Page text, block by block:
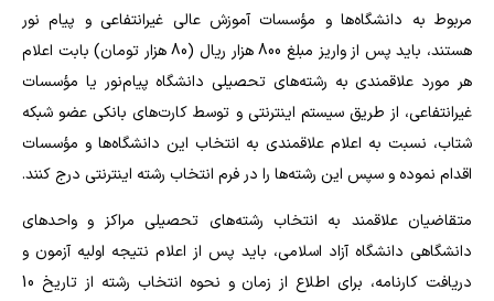
مربوط به دانشگاه‌ها و مؤسسات آموزش عالی غیرانتفاعی و پیام نور
هستند، باید پس از واریز مبلغ 800 هزار ریال (80 هزار تومان) بابت اعلام
هر مورد علاقمندی به رشته‌های تحصیلی دانشگاه پیام‌نور یا مؤسسات
غیرانتفاعی، از طریق سیستم اینترنتی و توسط کارت‌های بانکی عضو شبکه
شتاب، نسبت به اعلام علاقمندی به انتخاب این دانشگاه‌ها و مؤسسات
اقدام نموده و سپس این رشته‌ها را در فرم انتخاب رشته اینترنتی درج کنند.
متقاضیان علاقمند به انتخاب رشته‌های تحصیلی مراکز و واحدهای
دانشگاهی دانشگاه آزاد اسلامی، باید پس از اعلام نتیجه اولیه آزمون و
دریافت کارنامه، برای اطلاع از زمان و نحوه انتخاب رشته از تاریخ 10